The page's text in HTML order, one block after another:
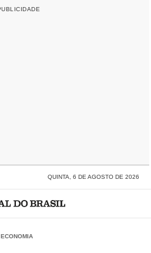
QUINTA, 6 DE AGOSTO DE 2026
ECONOMIA